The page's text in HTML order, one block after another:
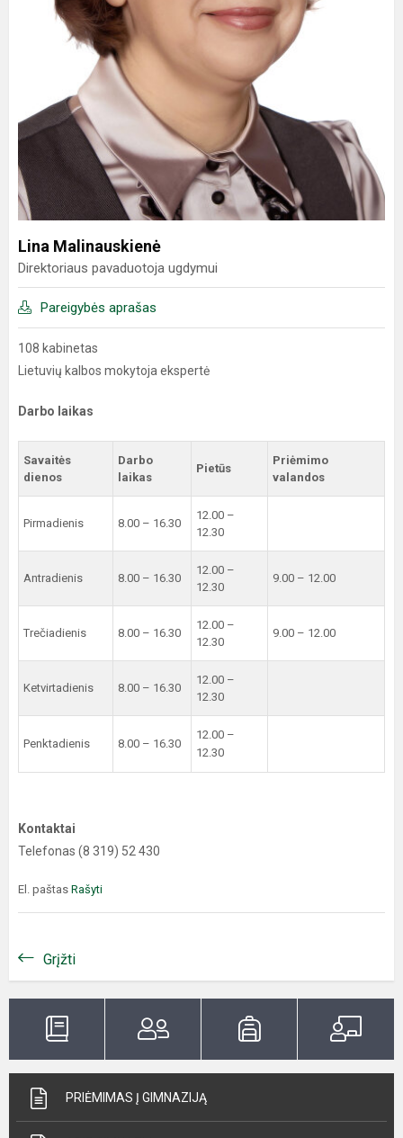
Lina Malinauskienė
Direktoriaus pavaduotoja ugdymui
Pareigybės aprašas
108 kabinetas
Lietuvių kalbos mokytoja ekspertė
Darbo laikas
Savaitės
dienos
Darbo
laikas
Pietūs
Priėmimo
valandos
Pirmadienis 8.00 – 16.30
12.00 –
12.30
Antradienis 8.00 – 16.30
12.00 –
12.30
9.00 – 12.00
Trečiadienis 8.00 – 16.30
12.00 –
12.30
9.00 – 12.00
Ketvirtadienis 8.00 – 16.30
12.00 –
12.30
Penktadienis 8.00 – 16.30
12.00 –
12.30
Kontaktai
Telefonas (8 319) 52 430
El. paštas Rašyti
Grįžti
PRIĖMIMAS Į GIMNAZIJĄ